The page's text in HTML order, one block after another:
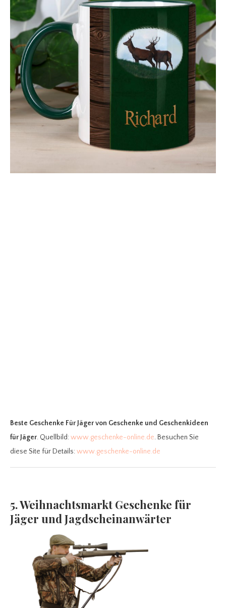
Beste Geschenke Für Jägervon Geschenke und Geschenkideen
für Jäger. Quellbild:www.geschenke-online.de. Besuchen Sie
diese Site für Details:www.geschenke-online.de
5. Weihnachtsmarkt Geschenke für
Jäger und Jagdscheinanwärter